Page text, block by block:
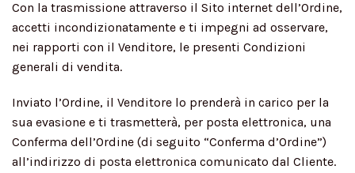
Con la trasmissione attraverso il Sito internet dell’Ordine,
accetti incondizionatamente e ti impegni ad osservare,
nei rapporti con il Venditore, le presenti Condizioni
generali di vendita.
Inviato l’Ordine, il Venditore lo prenderà in carico per la
sua evasione e ti trasmetterà, per posta elettronica, una
Conferma dell’Ordine (di seguito “Conferma d’Ordine”)
all’indirizzo di posta elettronica comunicato dal Cliente.